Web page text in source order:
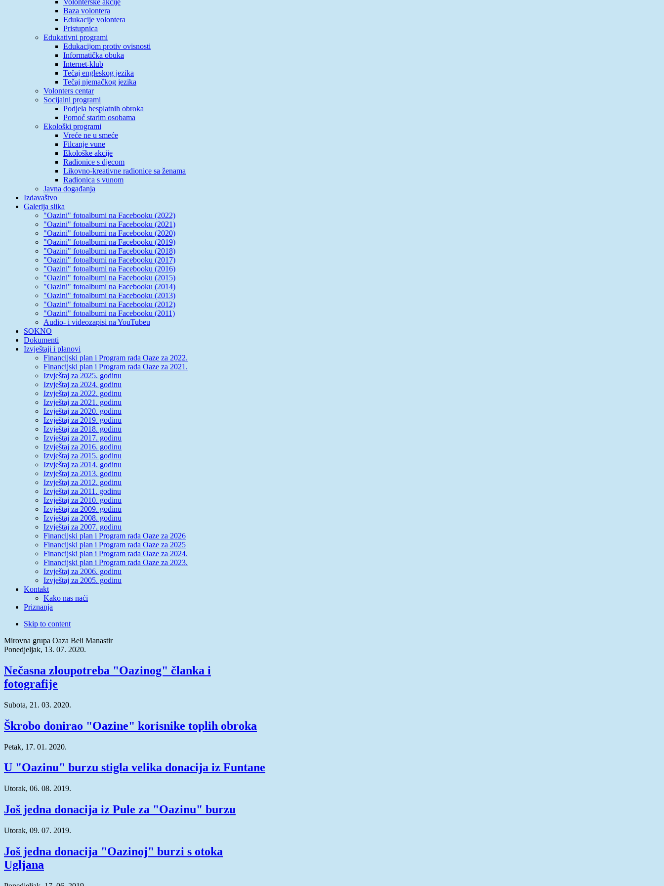
Baza volontera
Edukacije volontera
Pristupnica
Edukativni programi
Edukacijom protiv ovisnosti
Informatička obuka
Internet-klub
Tečaj engleskog jezika
Tečaj njemačkog jezika
Volonters centar
Socijalni programi
Podjela besplatnih obroka
Pomoć starim osobama
Ekološki programi
Vreće ne u smeće
Filcanje vune
Ekološke akcije
Radionice s djecom
Likovno-kreativne radionice sa ženama
Radionica s vunom
Javna događanja
Izdavaštvo
Galerija slika
"Oazini" fotoalbumi na Facebooku (2022)
"Oazini" fotoalbumi na Facebooku (2021)
"Oazini" fotoalbumi na Facebooku (2020)
"Oazini" fotoalbumi na Facebooku (2019)
"Oazini" fotoalbumi na Facebooku (2018)
"Oazini" fotoalbumi na Facebooku (2017)
"Oazini" fotoalbumi na Facebooku (2016)
"Oazini" fotoalbumi na Facebooku (2015)
"Oazini" fotoalbumi na Facebooku (2014)
"Oazini" fotoalbumi na Facebooku (2013)
"Oazini" fotoalbumi na Facebooku (2012)
"Oazini" fotoalbumi na Facebooku (2011)
Audio- i videozapisi na YouTubeu
SOKNO
Dokumenti
Izvještaji i planovi
Financijski plan i Program rada Oaze za 2022.
Financijski plan i Program rada Oaze za 2021.
Izvještaj za 2025. godinu
Izvještaj za 2024. godinu
Izvještaj za 2022. godinu
Izvještaj za 2021. godinu
Izvještaj za 2020. godinu
Izvještaj za 2019. godinu
Izvještaj za 2018. godinu
Izvještaj za 2017. godinu
Izvještaj za 2016. godinu
Izvještaj za 2015. godinu
Izvještaj za 2014. godinu
Izvještaj za 2013. godinu
Izvještaj za 2012. godinu
Izvještaj za 2011. godinu
Izvještaj za 2010. godinu
Izvještaj za 2009. godinu
Izvještaj za 2008. godinu
Izvještaj za 2007. godinu
Financijski plan i Program rada Oaze za 2026
Financijski plan i Program rada Oaze za 2025
Financijski plan i Program rada Oaze za 2024.
Financijski plan i Program rada Oaze za 2023.
Izvještaj za 2006. godinu
Izvještaj za 2005. godinu
Kontakt
Kako nas naći
Priznanja
Skip to content
Mirovna grupa Oaza Beli Manastir
Ponedjeljak, 13. 07. 2020.
Nečasna zloupotreba "Oazinog" članka i
fotografije
Subota, 21. 03. 2020.
Škrobo donirao "Oazine" korisnike toplih obroka
Petak, 17. 01. 2020.
U "Oazinu" burzu stigla velika donacija iz Funtane
Utorak, 06. 08. 2019.
Još jedna donacija iz Pule za "Oazinu" burzu
Utorak, 09. 07. 2019.
Još jedna donacija "Oazinoj" burzi s otoka
Ugljana